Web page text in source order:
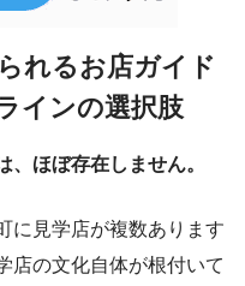
れるお店ガイド
インの選択肢
ほぼ存在しません。
に見学店が複数あります
店の文化自体が根付いて